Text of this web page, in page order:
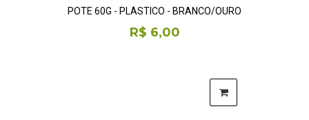
POTE 60G - PLÁSTICO - BRANCO/OURO
R$ 6,00